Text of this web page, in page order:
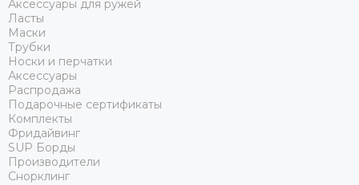
Аксессуары для ружей
Ласты
Маски
Трубки
Носки и перчатки
Аксессуары
Распродажа
Подарочные сертификаты
Комплекты
Фридайвинг
SUP Борды
Производители
Снорклинг